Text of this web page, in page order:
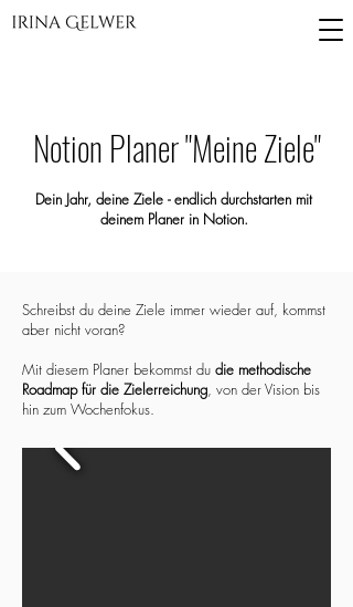
Notion Planer "Meine Ziele"
Dein Jahr, deine Ziele - endlich durchstarten mit
deinem Planer in Notion.
Schreibst du deine Ziele immer wieder auf, kommst
aber nicht voran?
Mit diesem Planer bekommst du die methodische
Roadmap für die Zielerreichung, von der Vision bis
hin zum Wochenfokus.